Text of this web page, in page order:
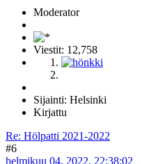
Moderator
Viestit: 12,758
Sijainti: Helsinki
Kirjattu
Re: Hölpatti 2021-2022
#6
helmikuu 04, 2022, 22:38:02